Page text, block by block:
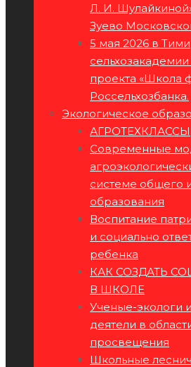
Л. И.
Зуево
5 мая 2026 в
сельхозакадемии
проекта «Школа
Россельхозбанка.
Экологическое
АГРОТЕХКЛАССЫ
Современные
системе общего
образования
Воспитание
и социально
ребенка
КАК СОЗДАТЬ
В ШКОЛЕ
Ученые-экологи
деятели в
просвещения
Школьные